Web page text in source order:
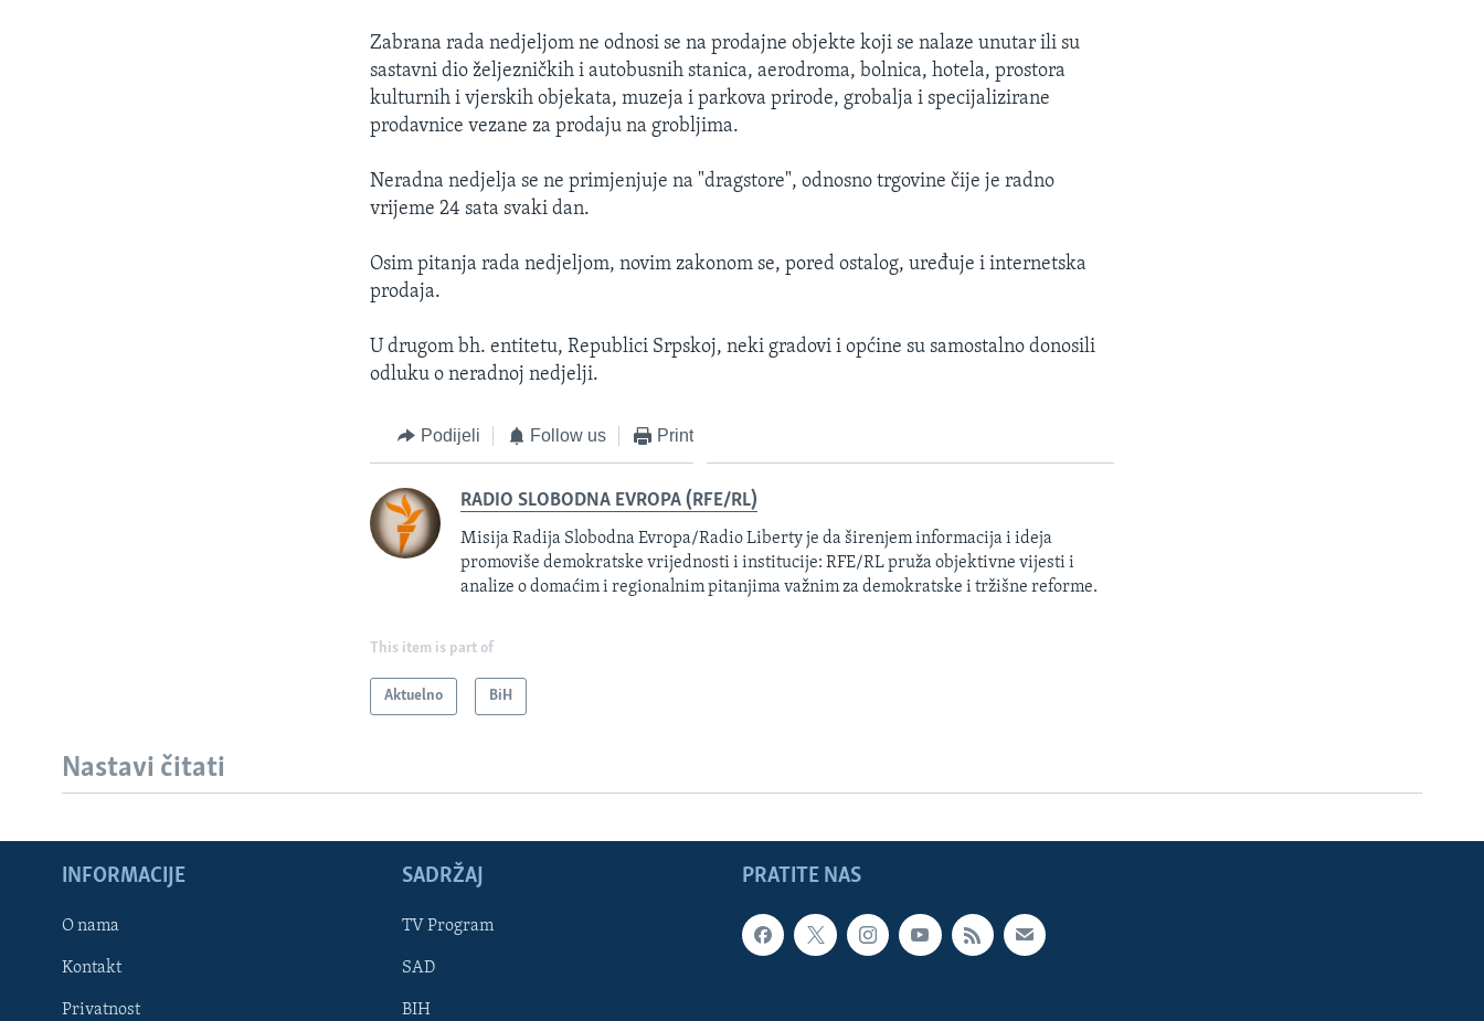
Learning English
Zabrana rada nedjeljom ne odnosi se na prodajne objekte koji se nalaze unutar ili su
sastavni dio željezničkih i autobusnih stanica, aerodroma, bolnica, hotela, prostora
kulturnih i vjerskih objekata, muzeja i parkova prirode, grobalja i specijalizirane
prodavnice vezane za prodaju na grobljima.
Neradna nedjelja se ne primjenjuje na "dragstore", odnosno trgovine čije je radno
vrijeme 24 sata svaki dan.
Osim pitanja rada nedjeljom, novim zakonom se, pored ostalog, uređuje i internetska
prodaja.
U drugom bh. entitetu, Republici Srpskoj, neki gradovi i općine su samostalno donosili
odluku o neradnoj nedjelji.
Podijeli Follow us Print
RADIO SLOBODNA EVROPA (RFE/RL)
Misija Radija Slobodna Evropa/Radio Liberty je da širenjem informacija i ideja
promoviše demokratske vrijednosti i institucije: RFE/RL pruža objektivne vijesti i
analize o domaćim i regionalnim pitanjima važnim za demokratske i tržišne reforme.
This item is part of
Aktuelno BiH
Nastavi čitati
PRATITE NAS
INFORMACIJE
O nama
Kontakt
Privatnost
SADRŽAJ
TV Program
SAD
BIH